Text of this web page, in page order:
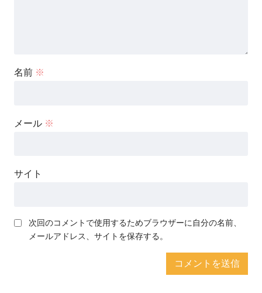
名前 ※
メール ※
サイト
次回のコメントで使用するためブラウザーに自分の名前、
メールアドレス、サイトを保存する。